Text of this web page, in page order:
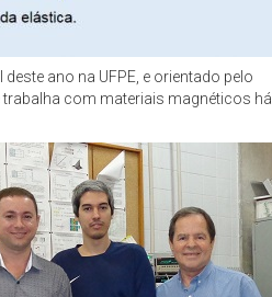
ano na UFPE, e orientado pelo
trabalha com materiais magnéticos há